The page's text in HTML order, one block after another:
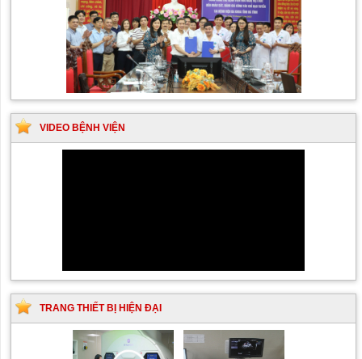
VIDEO BỆNH VIỆN
TRANG THIẾT BỊ HIỆN ĐẠI